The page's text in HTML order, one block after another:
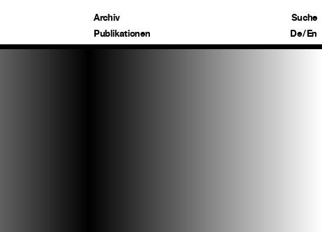
Archiv
Publikationen
Suche
De/En